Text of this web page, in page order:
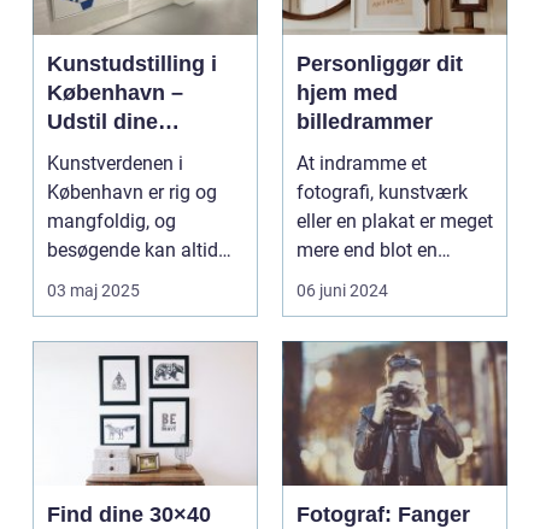
Kunstudstilling i
København –
Udstil dine
mesterværker
Kunstverdenen i
København er rig og
mangfoldig, og
besøgende kan altid
forvente en ny ...
03 maj 2025
Personliggør dit
hjem med
billedrammer
At indramme et
fotografi, kunstværk
eller en plakat er meget
mere end blot en
bevaringshandling –
de...
06 juni 2024
Find dine 30×40
Fotograf: Fanger